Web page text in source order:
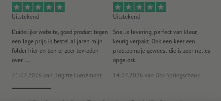
Uitstekend
Duidelijke website, goed product tegen
een lage prijs.Ik bestel al jaren mijn
folder hier en ben er zeer tevreden
over. ...
21.07.2026 van Brigitte Furnèmont
Uitstekend
Snelle levering, perfect van kleur,
keurig verpakt. Ook een keer een
probleempje geweest die is zeer netjes
opgelost.
14.07.2026 van Obs Springschans